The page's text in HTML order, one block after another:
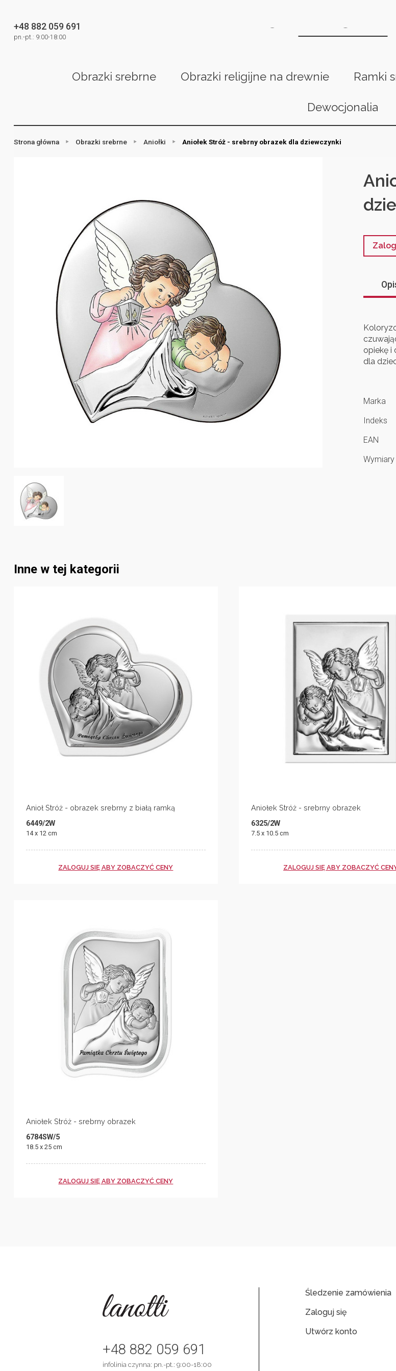
+48 882 059 691
pn.-pt.: 9:00-18:00
Obrazki srebrne Obrazki religijne na drewnie Ramki
Dewocjonalia
Strona główna Obrazki srebrne Aniołki Aniołek Stróż - srebrny obrazek dla dziewczynki
opiekę i
dla
Marka
Indeks
EAN
Wymiary
Inne w tej kategorii
Anioł Stróż - obrazek srebrny z białą ramką
6449/2W
14 x 12 cm
ZALOGUJ SIĘ ABY ZOBACZYĆ CENY
Aniołek Stróż - srebrny obrazek
6325/2W
7.5 x 10.5 cm
ZALOGUJ SIĘ ABY ZOBACZYĆ
Aniołek Stróż - srebrny obrazek
6784SW/5
18.5 x 25 cm
ZALOGUJ SIĘ ABY ZOBACZYĆ CENY
Śledzenie zamówienia
Zaloguj się
Utwórz konto
+48 882 059 691
infolinia czynna: pn.-pt.: 9:00-18:00